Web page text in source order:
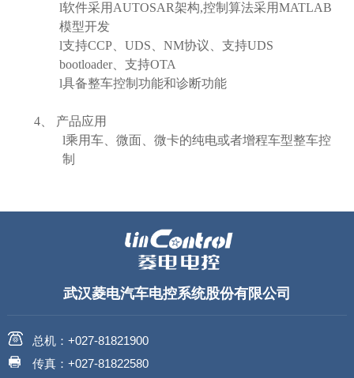
l软件采用 AUTOSAR架构,控制算法采用MATLAB
模型开发
l支持CCP、 UDS NM协议、支持UDS
bootloader、支持OTA
l具备整车控制功能和诊断功能
4、 产品应用
l乘用车、微面、微卡的纯电或者增程车型整车控
制
武汉菱电汽车电控系统股份有限公司
总机：+027-81821900
传真：+027-81822580